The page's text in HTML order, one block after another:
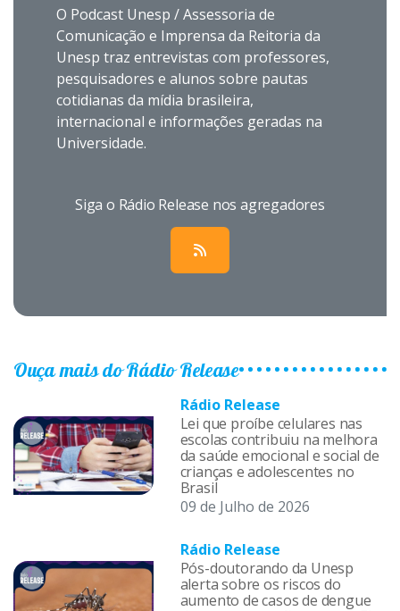
O Podcast Unesp / Assessoria de
Comunicação e Imprensa da Reitoria da
Unesp traz entrevistas com professores,
pesquisadores e alunos sobre pautas
cotidianas da mídia brasileira,
internacional e informações geradas na
Universidade.
Siga o Rádio Release nos agregadores
Ouça mais do Rádio Release
Rádio Release
Lei que proíbe celulares nas
escolas contribuiu na melhora
da saúde emocional e social de
crianças e adolescentes no
Brasil
09 de Julho de 2026
Rádio Release
Pós-doutorando da Unesp
alerta sobre os riscos do
aumento de casos de dengue